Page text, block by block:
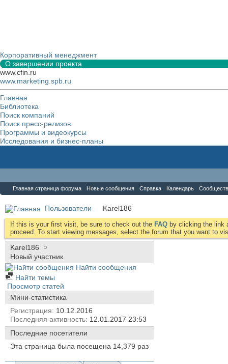
Корпоративный менеджмент
О завершении проекта
www.cfin.ru
www.marketing.spb.ru
Главная
Библиотека
Поиск компаний
Поиск пресс-релизов
Программы и видеокурсы
Исследования и бизнес-планы
Главная страница форума Новые сообщения Справка Календарь
Пользователи Karel186
If this is your first visit, be sure to check out the FAQ by clicking the link
proceed. To start viewing messages, select the forum that you want to
Karel186
Новый участник
Найти сообщения
Найти темы
Просмотр статей
Мини-статистика
Регистрация
10.12.2016
Последняя активность 12.01.2017 23:53
Последние посетители
Эта страница была посещена 14,379 раз